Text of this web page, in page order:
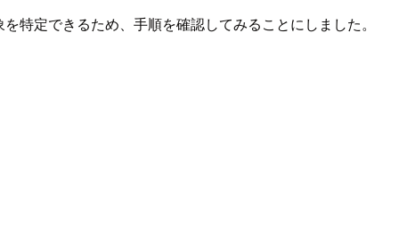
特定できるため、手順を確認してみることにしました。